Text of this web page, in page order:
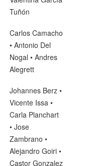
Tuñón
Carlos Camacho
• Antonio Del
Nogal • Andres
Alegrett
Johannes Berz •
Vicente Issa •
Carla Planchart
• Jose
Zambrano •
Alejandro Goiri •
Castor Gonzalez